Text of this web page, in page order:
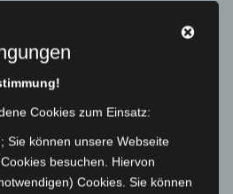
Cookies zum Einsatz:
Sie können unsere Webseite
besuchen. Hiervon
Cookies. Sie können